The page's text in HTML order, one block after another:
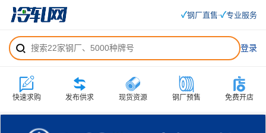
✓钢厂直售·✓专业服务
登录
快速求购 发布供求 现货资源 钢厂预售 免费开店